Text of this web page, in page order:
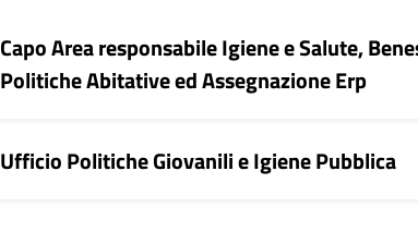
Capo Area responsabile Igiene e Salute,
Politiche Abitative ed Assegnazione Erp
Ufficio Politiche Giovanili e Igiene Pubblica